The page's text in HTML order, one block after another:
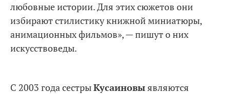
любовные истории. Для этих сюжетов они
избирают стилистику книжной миниатюры,
анимационных фильмов», — пишут о них
искусствоведы.
С 2003 года сестрыКусаиновыявляются